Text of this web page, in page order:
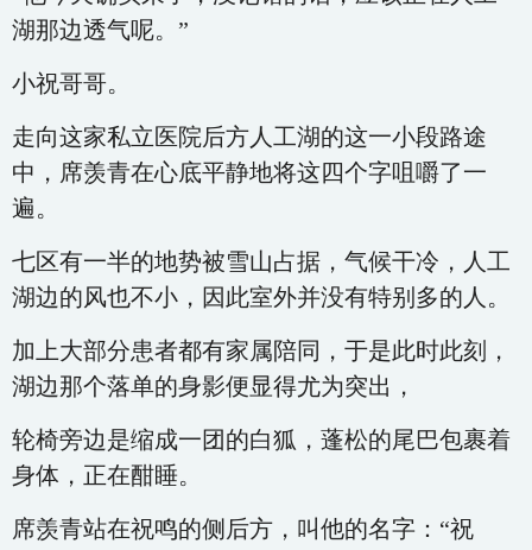
湖那边透气呢。”
小祝哥哥。
走向这家私立医院后方人工湖的这一小段路途
中，席羡青在心底平静地将这四个字咀嚼了一
遍。
七区有一半的地势被雪山占据，气候干冷，人工
湖边的风也不小，因此室外并没有特别多的人。
加上大部分患者都有家属陪同，于是此时此刻，
湖边那个落单的身影便显得尤为突出，
轮椅旁边是缩成一团的白狐，蓬松的尾巴包裹着
身体，正在酣睡。
席羡青站在祝鸣的侧后方，叫他的名字：“祝